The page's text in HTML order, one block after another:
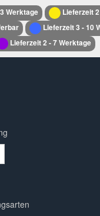
Werktage
Lieferzeit
Lieferzeit 3 - 10
Lieferzeit 2 - 7 Werktage